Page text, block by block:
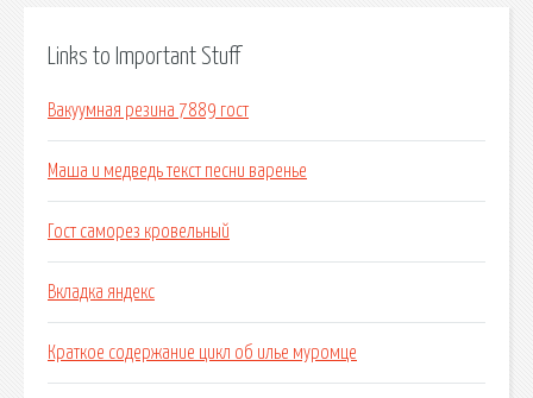
Links to Important Stuff
Вакуумная резина 7889 гост
Маша и медведь текст песни варенье
Гост саморез кровельный
Вкладка яндекс
Краткое содержание цикл об илье муромце